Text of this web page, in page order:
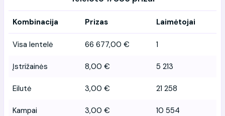
Kombinacija Prizas Laimėtojai
Visa lentelė 66 677,00 € 1
Įstrižainės 8,00 € 5 213
Eilutė 3,00 € 21 258
Kampai 3,00 € 10 554